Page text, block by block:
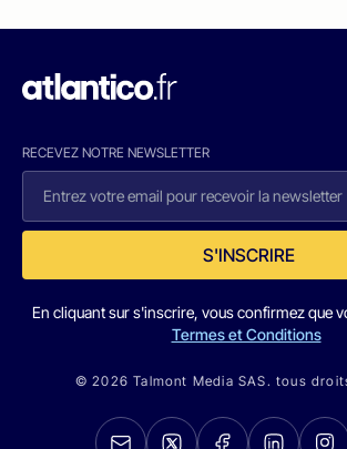
RECEVEZ NOTRE NEWSLETTER
S'INSCRIRE
En cliquant sur s'inscrire, vous confirmez que
Termes et Conditions
© 2026 Talmont Media SAS. tous